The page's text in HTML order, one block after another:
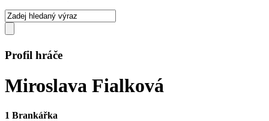
Profil hráče
Miroslava Fialková
1 Brankářka